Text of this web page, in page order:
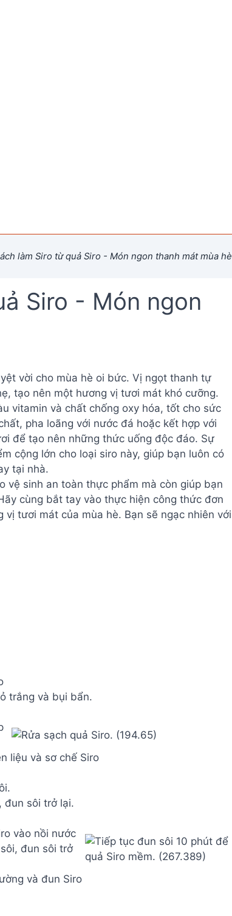
làm Siro từ quả Siro - Món ngon thanh mát mùa hè
Siro - Món ngon
vời cho mùa hè oi bức. Vị ngọt thanh tự
tạo nên một hương vị tươi mát khó cưỡng.
vitamin và chất chống oxy hóa, tốt cho sức
pha loãng với nước đá hoặc kết hợp với
để tạo nên những thức uống độc đáo. Sự
cộng lớn cho loại siro này, giúp bạn luôn có
tại nhà.
vệ sinh an toàn thực phẩm mà còn giúp bạn
cùng bắt tay vào thực hiện công thức đơn
tươi mát của mùa hè. Bạn sẽ ngạc nhiên với
trắng và bụi bẩn.
liệu và sơ chế Siro
đun sôi trở lại.
và đun Siro